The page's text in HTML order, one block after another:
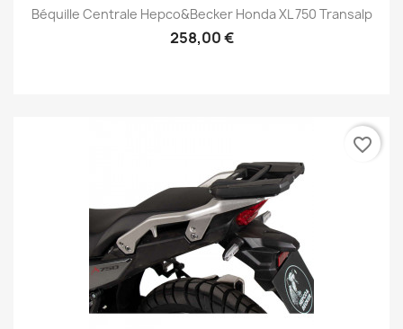
Béquille Centrale Hepco&Becker Honda XL 750 Transalp
258,00 €
favorite_border